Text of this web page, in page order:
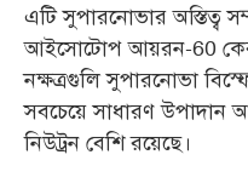
এটি সুপারনোভার অস্তিত্ব
আইসোটোপ আয়রন-60
নক্ষত্রগুলি সুপারনোভা
সবচেয়ে সাধারণ উপাদান
নিউট্রন বেশি রয়েছে।